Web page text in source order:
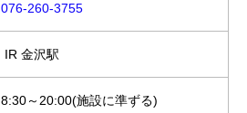
076-260-3755
IR 金沢駅
8:30～20:00(施設に準ずる)